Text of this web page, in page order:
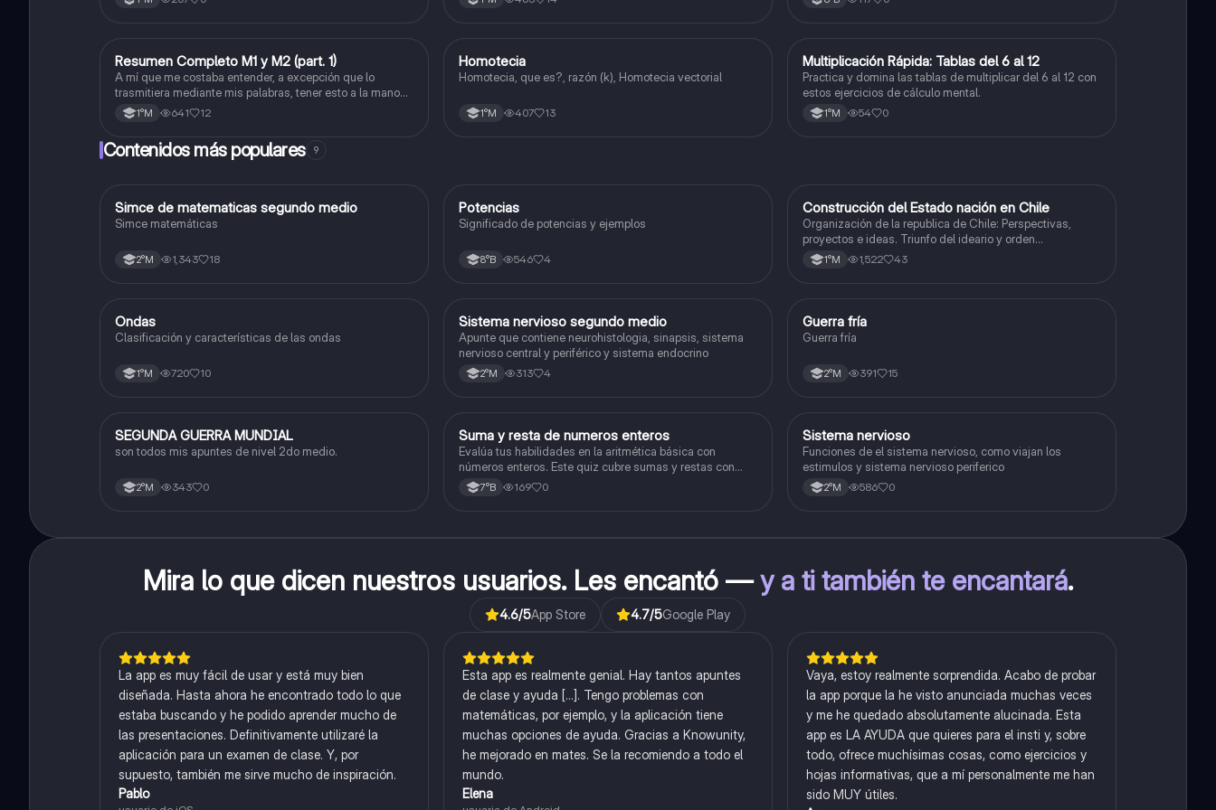
viceversa).
Matemáticas
Resumen Completo M1 y M2 (part. 1)
A mí que me costaba entender, a excepción que lo
trasmitiera mediante mis palabras, tener esto a la mano
me sirvió caleta, ojalá también les pueda servir a otros
1°M 641 12
Matemáticas
Homotecia
Homotecia, que es?, razón (k), Homotecia vectorial
1°M 407 13
MMatemáticas
Multiplicación Rápida: Tablas del 6 al 12
Practica y domina las tablas de multiplicar del 6 al 12 con
estos ejercicios de cálculo mental.
1°M 54 0
Contenidos más populares 9
Matemáticas
Simce de matematicas segundo medio
Simce matemáticas
2°M 1,343 18
Matemáticas
Potencias
Significado de potencias y ejemplos
8°B 546 4
Historia
Construcción del Estado nación en Chile
Organización de la republica de Chile: Perspectivas,
proyectos e ideas. Triunfo del ideario y orden
conservador. Constitución de 1833. "Era Portaliana"
1°M 1,522 43
Física
Ondas
Clasificación y características de las ondas
1°M 720 10
Biología
Sistema nervioso segundo medio
Apunte que contiene neurohistologia, sinapsis, sistema
nervioso central y periférico y sistema endocrino
2°M 313 4
Historia
Guerra fría
Guerra fría
2°M 391 15
Historia
SEGUNDA GUERRA MUNDIAL
son todos mis apuntes de nivel 2do medio.
2°M 343 0
SMatemáticas
Suma y resta de numeros enteros
Evalúa tus habilidades en la aritmética básica con
números enteros. Este quiz cubre sumas y restas con
números positivos y negativos.
7°B 169 0
SBiología
Sistema nervioso
Funciones de el sistema nervioso, como viajan los
estimulos y sistema nervioso periferico
2°M 586 0
Mira lo que dicen nuestros usuarios. Les encantó —y a ti también te encantará.
4.6/5App Store 4.7/5Google Play
La app es muy fácil de usar y está muy bien
diseñada. Hasta ahora he encontrado todo lo que
estaba buscando y he podido aprender mucho de
las presentaciones. Definitivamente utilizaré la
aplicación para un examen de clase. Y, por
supuesto, también me sirve mucho de inspiración.
Pablo
Esta app es realmente genial. Hay tantos apuntes
de clase y ayuda [...]. Tengo problemas con
matemáticas, por ejemplo, y la aplicación tiene
muchas opciones de ayuda. Gracias a Knowunity,
he mejorado en mates. Se la recomiendo a todo el
mundo.
Elena
Vaya, estoy realmente sorprendida. Acabo de probar
la app porque la he visto anunciada muchas veces
y me he quedado absolutamente alucinada. Esta
app es LA AYUDA que quieres para el insti y, sobre
todo, ofrece muchísimas cosas, como ejercicios y
hojas informativas, que a mí personalmente me han
sido MUY útiles.